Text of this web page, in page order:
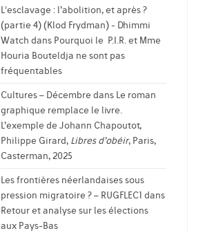
L'esclavage : l’abolition, et après ?
(partie 4) (Klod Frydman) - Dhimmi
Watch dans Pourquoi le P.I.R. et Mme
Houria Bouteldja ne sont pas
fréquentables
Cultures – Décembre dans Le roman
graphique remplace le livre.
L’exemple de Johann Chapoutot,
Philippe Girard, Libres d’obéir, Paris,
Casterman, 2025
Les frontières néerlandaises sous
pression migratoire ? – RUGFLEC1 dans
Retour et analyse sur les élections
aux Pays-Bas